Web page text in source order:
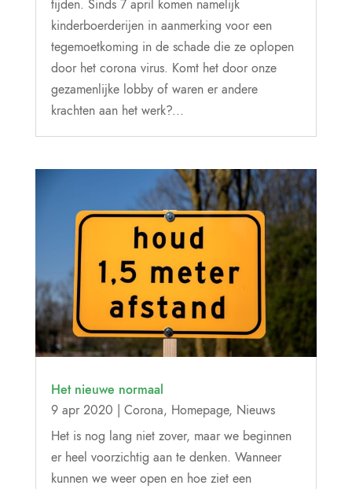
tijden. Sinds 7 april komen namelijk
kinderboerderijen in aanmerking voor een
tegemoetkoming in de schade die ze oplopen
door het corona virus. Komt het door onze
gezamenlijke lobby of waren er andere
krachten aan het werk?...
Het nieuwe normaal
9 apr 2020 | Corona, Homepage, Nieuws
Het is nog lang niet zover, maar we beginnen
er heel voorzichtig aan te denken. Wanneer
kunnen we weer open en hoe ziet een